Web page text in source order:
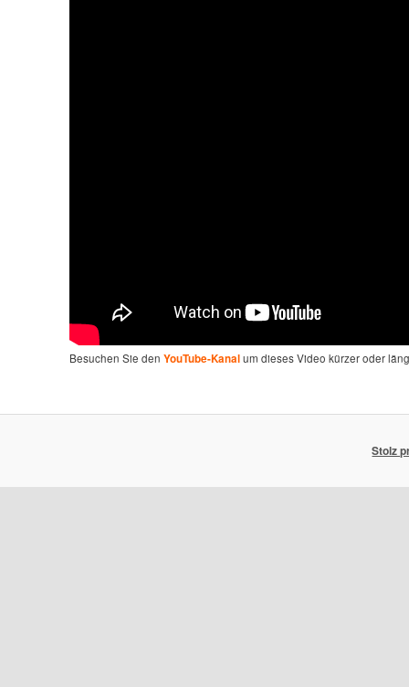
Besuchen Sie den YouTube-Kanalum dieses Video kürzer oder
Stolz